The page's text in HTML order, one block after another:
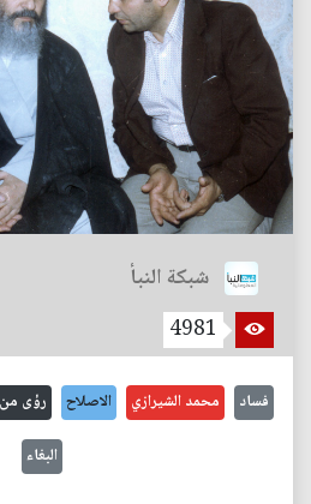
شبكة النبأ
4981
فساد محمد الشيرازي الاصلاح رؤى من
البغاء